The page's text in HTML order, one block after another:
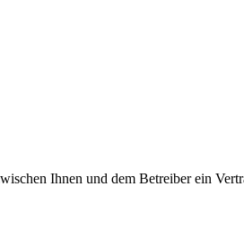
Ihnen und dem Betreiber ein